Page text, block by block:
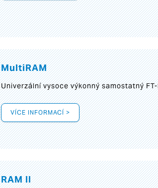
MultiRAM
Univerzální vysoce výkonný samostatný
VÍCE INFORMACÍ >
RAM II